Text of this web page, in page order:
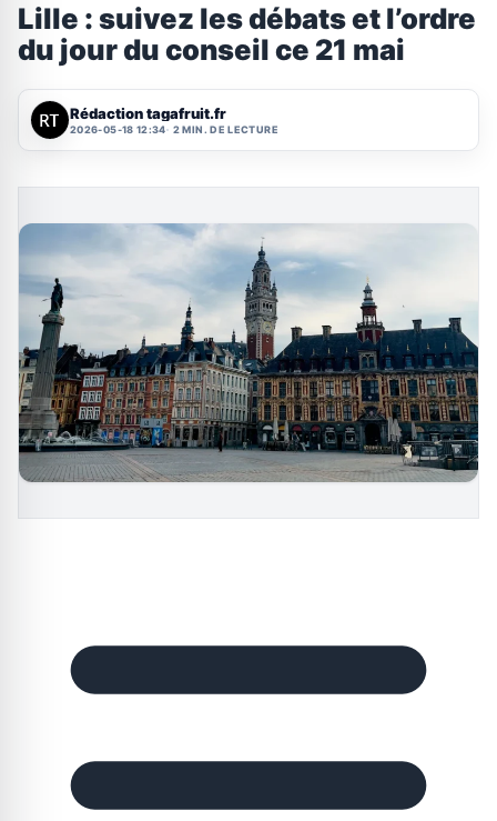
Lille : suivez les débats et l’ordre
du jour du conseil ce 21 mai
Rédaction tagafruit.fr
2026-05-18 12:34 2 MIN. DE LECTURE